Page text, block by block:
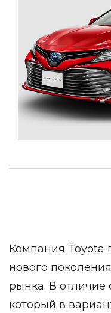
Компания Toyota
нового
рынка. В отличие
который в